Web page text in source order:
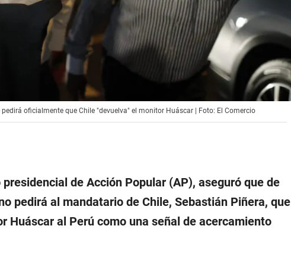
oficialmente que Chile "devuelva" el monitor Huáscar | Foto: El Comercio
de Acción Popular (AP), aseguró que de
pedirá al mandatario de Chile, Sebastián Piñera, que
Huáscar al Perú como una señal de acercamiento